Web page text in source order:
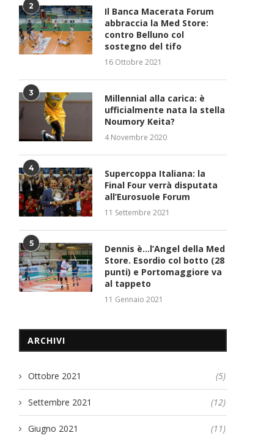
2
Il Banca Macerata Forum
abbraccia la Med Store:
contro Belluno col
sostegno del tifo
16 Ottobre 2021
3
Millennial alla carica: è
ufficialmente nata la stella
Noumory Keita?
4 Novembre 2020
4
Supercoppa Italiana: la
Final Four verrà disputata
all’Eurosuole Forum
11 Settembre 2021
5
Dennis è…l’Angel della Med
Store. Esordio col botto (28
punti) e Portomaggiore va
al tappeto
11 Gennaio 2021
ARCHIVI
Ottobre 2021 (5)
Settembre 2021 (12)
Giugno 2021 (11)